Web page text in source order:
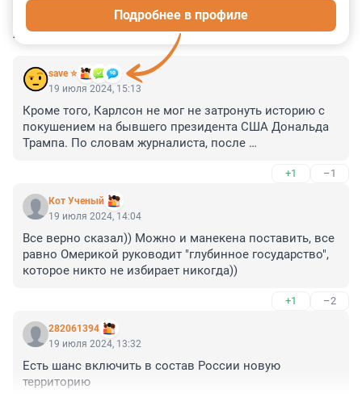
КОММЕНТАРИИ 12
save ⭐
Подробнее в профиле
19 июля 2024, 15:13
Кроме того, Карлсон не мог не затронуть историю с
покушением на бывшего президента США Дональда
Трампа. По словам журналиста, после
Кроме того, Карлсон не мог не затронуть историю с
покушением на бывшего президента США Дональда
Трампа. По словам журналиста, после
произошедшего изменилась не только Америка, но и
весь мир. В том числе люди. А сам Трамп из простого
кандидата превратился в настоящего лидера нации.
Кроме того, Карлсон не мог не затронуть историю с
покушением на бывшего президента США Дональда
Трампа. По словам журналиста, после
произошедшего изменилось все: мир, люди, Америка.
Кроме того, Карлсон не мог не затронуть историю с
+1 –1
Кот Ученый
19 июля 2024, 14:04
Все верно сказал)) Можно и манекена поставить, все
равно Омерикой руководит "глубинное государство",
которое никто не избирает никогда))
+1 –2
282061394
19 июля 2024, 13:32
Есть шанс включить в состав России новую
территорию